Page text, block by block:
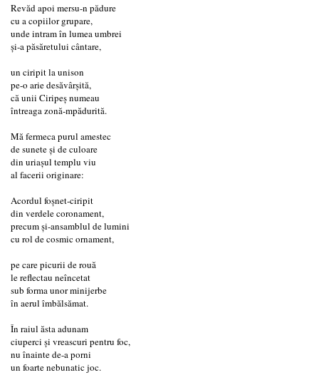
Revăd apoi mersu-n pădure
cu a copiilor grupare,
unde intram în lumea umbrei
și-a păsăretului cântare,
un ciripit la unison
pe-o arie desăvârșită,
că unii Ciripeș numeau
întreaga zonă-mpădurită.
Mă fermeca purul amestec
de sunete și de culoare
din uriașul templu viu
al facerii originare:
Acordul foșnet-ciripit
din verdele coronament,
precum și-ansamblul de lumini
cu rol de cosmic ornament,
pe care picurii de rouă
le reflectau neîncetat
sub forma unor minijerbe
în aerul îmbălsămat.
În raiul ăsta adunam
ciuperci și vreascuri pentru foc,
nu înainte de-a porni
un foarte nebunatic joc.